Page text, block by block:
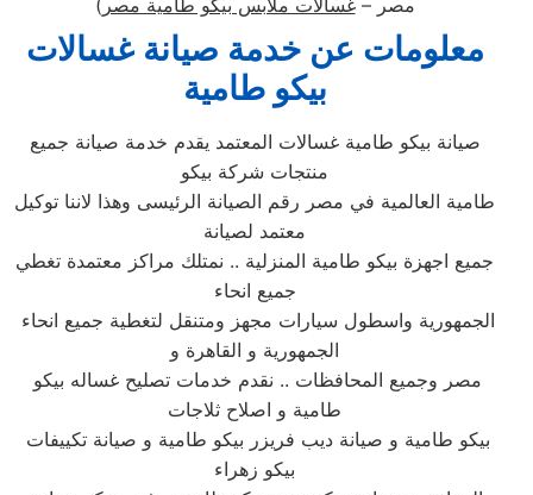
مصر –غسالات ملابس بيكو طامية مصر )
معلومات عن خدمة صيانة غسالات
بيكو طامية
صيانة بيكو طامية غسالات المعتمد يقدم خدمة صيانة جميع
منتجات شركة بيكو
طامية العالمية في مصر رقم الصيانة الرئيسى وهذا لاننا توكيل
معتمد لصيانة
جميع اجهزة بيكو طامية المنزلية .. نمتلك مراكز معتمدة تغطي
جميع انحاء
الجمهورية و القاهرة و
طامية و اصلاح ثلاجات
بيكو زهراء